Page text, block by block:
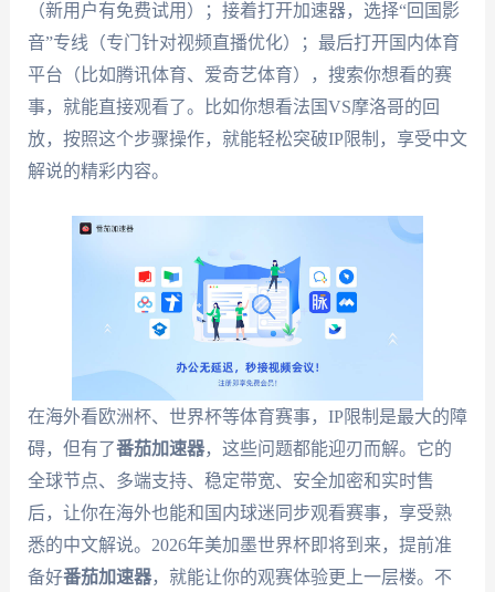
（新用户有免费试用）；接着打开加速器，选择“回国影
音”专线（专门针对视频直播优化）；最后打开国内体育
平台（比如腾讯体育、爱奇艺体育），搜索你想看的赛
事，就能直接观看了。比如你想看法国VS摩洛哥的回
放，按照这个步骤操作，就能轻松突破IP限制，享受中文
解说的精彩内容。
在海外看欧洲杯、世界杯等体育赛事，IP限制是最大的障
碍，但有了番茄加速器，这些问题都能迎刃而解。它的
全球节点、多端支持、稳定带宽、安全加密和实时售
后，让你在海外也能和国内球迷同步观看赛事，享受熟
悉的中文解说。2026年美加墨世界杯即将到来，提前准
备好番茄加速器，就能让你的观赛体验更上一层楼。不